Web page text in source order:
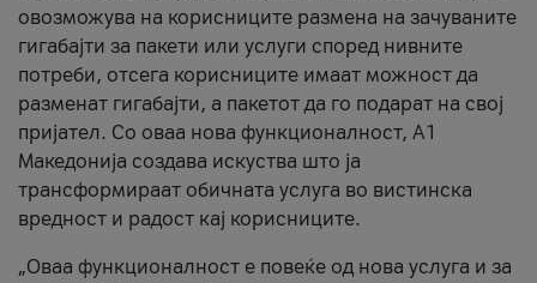
овозможува на корисниците размена на зачуваните
гигабајти за пакети или услуги според нивните
потреби, отсега корисниците имаат можност да
разменат гигабајти, а пакетот да го подарат на свој
пријател. Со оваа нова функционалност, А1
Македонија создава искуства што ја
трансформираат обичната услуга во вистинска
вредност и радост кај корисниците.
„Оваа функционалност е повеќе од нова услуга и за